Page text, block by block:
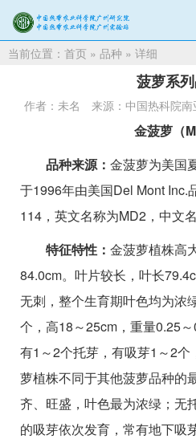
当前位置： 首页 » 品种 » 详细
菠萝系
作者：未名 来源：中国热科院南
金菠萝（
品种来源： 金菠萝为美国
于1996年由美国Del Mont Inc.
114，英文名称为MD2，中文
特征特性： 金菠萝植株高
84.0cm。叶片较长，叶长
无刺，整个生育期叶色均为浓
个，高18～25cm，重量0.25
有1～2个托芽，有吸芽1～2
萝植株不同于其他菠萝品种的
齐、旺盛，叶色最为浓绿；无
的吸芽依次发育，常有地下吸